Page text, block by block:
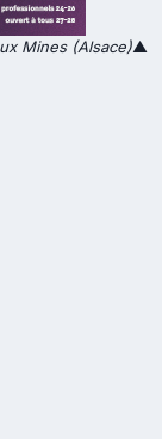
Mines (Alsace)▲